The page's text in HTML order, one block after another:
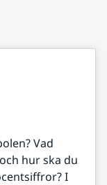
Vad
hur ska du
I